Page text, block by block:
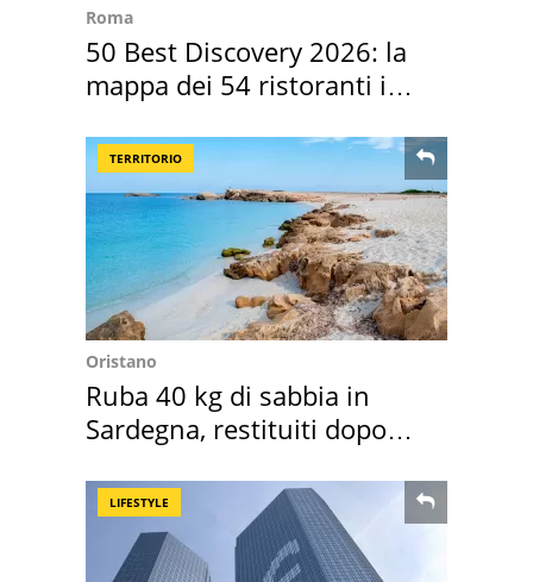
Roma
50 Best Discovery 2026: la
mappa dei 54 ristoranti in
TERRITORIO
Oristano
Ruba 40 kg di sabbia in
Sardegna, restituiti dopo
LIFESTYLE